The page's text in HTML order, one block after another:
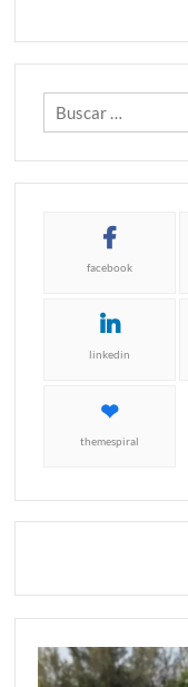
facebook
linkedin
themespiral